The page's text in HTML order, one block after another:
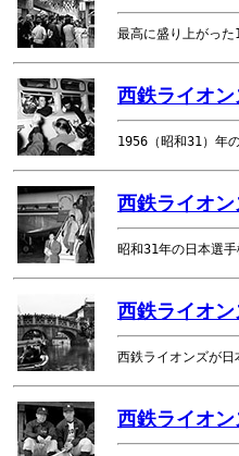
最高に盛り上がっ
西鉄ライオ
1956（昭和31）年
西鉄ライオ
昭和31年の日本選
西鉄ライオ
西鉄ライオンズが
西鉄ライオン